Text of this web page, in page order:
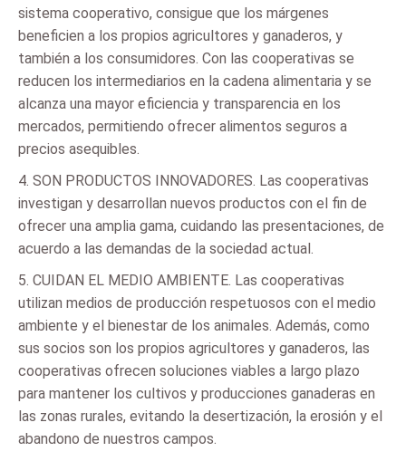
sistema cooperativo, consigue que los márgenes
beneficien a los propios agricultores y ganaderos, y
también a los consumidores. Con las cooperativas se
reducen los intermediarios en la cadena alimentaria y se
alcanza una mayor eficiencia y transparencia en los
mercados, permitiendo ofrecer alimentos seguros a
precios asequibles.
4. SON PRODUCTOS INNOVADORES. Las cooperativas
investigan y desarrollan nuevos productos con el fin de
ofrecer una amplia gama, cuidando las presentaciones, de
acuerdo a las demandas de la sociedad actual.
5. CUIDAN EL MEDIO AMBIENTE. Las cooperativas
utilizan medios de producción respetuosos con el medio
ambiente y el bienestar de los animales. Además, como
sus socios son los propios agricultores y ganaderos, las
cooperativas ofrecen soluciones viables a largo plazo
para mantener los cultivos y producciones ganaderas en
las zonas rurales, evitando la desertización, la erosión y el
abandono de nuestros campos.